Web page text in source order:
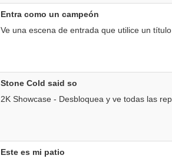
Entra como un campeón
Ve una escena de entrada que utilice un
Stone Cold said so
2K Showcase - Desbloquea y ve todas las
Este es mi patio